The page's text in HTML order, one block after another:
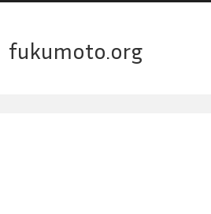
fukumoto.org